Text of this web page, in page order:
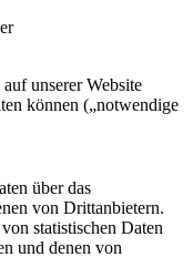
unserer Website
können („notwendige
über das
von Drittanbietern.
statistischen Daten
und denen von